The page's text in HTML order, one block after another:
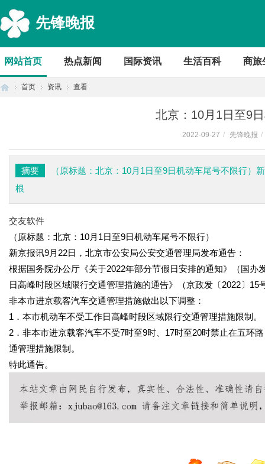
先锋晚报
网站首页 热点新闻 国际资讯 生活百科 商旅
首页 资讯 查看
北京：10月1日至9
2022-09-27 / 先锋晚报 /
摘要
（原标题：北京：10月1日至9日机动车尾号不限行
根
交友软件
（原标题：北京：10月1日至9日机动车尾号不限行）
新京报讯9月22日，北京市公安局公安交通管理局发布通告：
根据国务院办公厅《关于2022年部分节假日安排的通知》（国
日高峰时段区域限行交通管理措施的通告》（京政发〔2022〕
非本市进京载客汽车交通管理措施做出以下调整：
1．本市机动车不受工作日高峰时段区域限行交通管理措施限制。
2．非本市进京载客汽车不受7时至9时、17时至20时禁止在五环
通管理措施限制。
特此通告。